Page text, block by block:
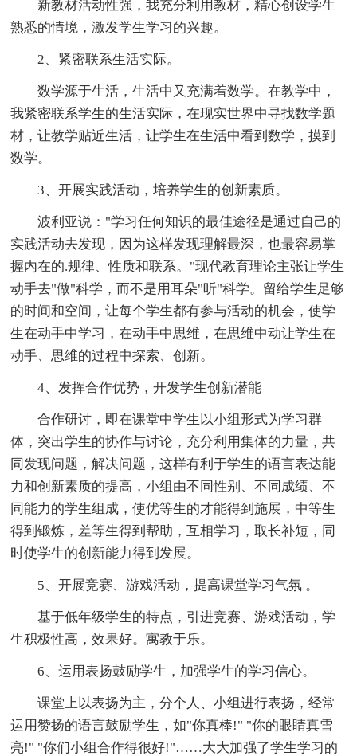
新教材活动性强，我充分利用教材，精心创设学生
熟悉的情境，激发学生学习的兴趣。
2、紧密联系生活实际。
数学源于生活，生活中又充满着数学。在教学中，
我紧密联系学生的生活实际，在现实世界中寻找数学题
材，让教学贴近生活，让学生在生活中看到数学，摸到
数学。
3、开展实践活动，培养学生的创新素质。
波利亚说："学习任何知识的最佳途径是通过自己的
实践活动去发现，因为这样发现理解最深，也最容易掌
握内在的.规律、性质和联系。"现代教育理论主张让学生
动手去"做"科学，而不是用耳朵"听"科学。留给学生足够
的时间和空间，让每个学生都有参与活动的机会，使学
生在动手中学习，在动手中思维，在思维中动让学生在
动手、思维的过程中探索、创新。
4、发挥合作优势，开发学生创新潜能
合作研讨，即在课堂中学生以小组形式为学习群
体，突出学生的协作与讨论，充分利用集体的力量，共
同发现问题，解决问题，这样有利于学生的语言表达能
力和创新素质的提高，小组由不同性别、不同成绩、不
同能力的学生组成，使优等生的才能得到施展，中等生
得到锻炼，差等生得到帮助，互相学习，取长补短，同
时使学生的创新能力得到发展。
5、开展竞赛、游戏活动，提高课堂学习气氛 。
基于低年级学生的特点，引进竞赛、游戏活动，学
生积极性高，效果好。寓教于乐。
6、运用表扬鼓励学生，加强学生的学习信心。
课堂上以表扬为主，分个人、小组进行表扬，经常
运用赞扬的语言鼓励学生，如"你真棒!" "你的眼睛真雪
亮!" "你们小组合作得很好!"……大大加强了学生学习的